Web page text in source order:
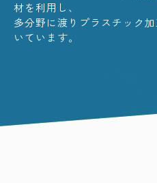
材を利用し、
多分野に渡りプラスチック
いています。